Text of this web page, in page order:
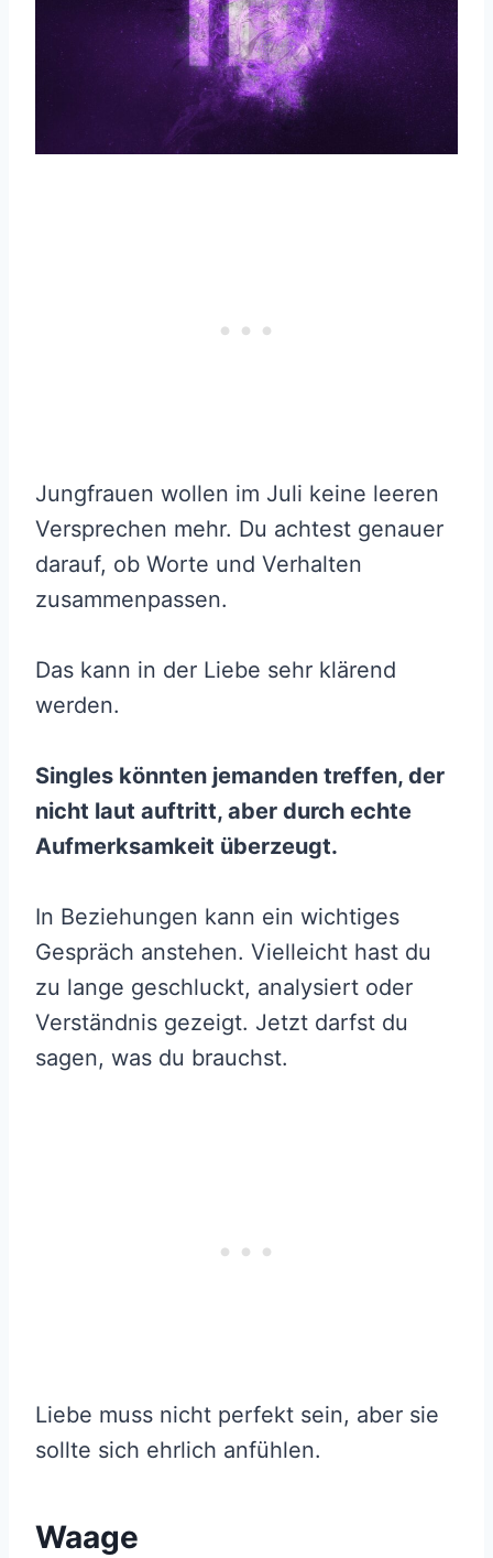
Jungfrauen wollen im Juli keine leeren
Versprechen mehr. Du achtest genauer
darauf, ob Worte und Verhalten
zusammenpassen.
Das kann in der Liebe sehr klärend
werden.
Singles könnten jemanden treffen, der
nicht laut auftritt, aber durch echte
Aufmerksamkeit überzeugt.
In Beziehungen kann ein wichtiges
Gespräch anstehen. Vielleicht hast du
zu lange geschluckt, analysiert oder
Verständnis gezeigt. Jetzt darfst du
sagen, was du brauchst.
Liebe muss nicht perfekt sein, aber sie
sollte sich ehrlich anfühlen.
Waage